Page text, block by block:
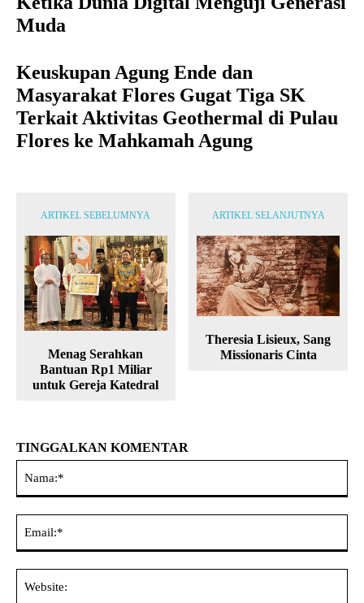
Muda
Keuskupan Agung Ende dan
Masyarakat Flores Gugat Tiga SK
Terkait Aktivitas Geothermal di Pulau
Flores ke Mahkamah Agung
ARTIKEL SEBELUMNYA
Menag Serahkan
Bantuan Rp1 Miliar
untuk Gereja Katedral
ARTIKEL SELANJUTNYA
Theresia Lisieux, Sang
Missionaris Cinta
TINGGALKAN KOMENTAR